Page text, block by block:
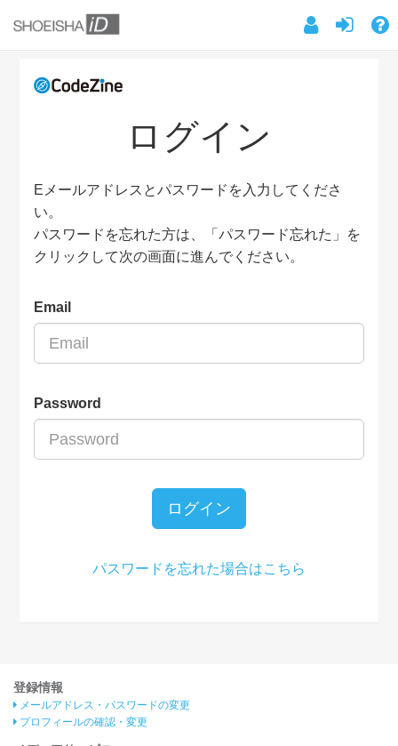
ログイン
Eメールアドレスとパスワードを入力してくださ
い。
パスワードを忘れた方は、「パスワード忘れた」を
クリックして次の画面に進んでください。
Email
Password
ログイン
パスワードを忘れた場合はこちら
登録情報
メールアドレス・パスワードの変更
プロフィールの確認・変更